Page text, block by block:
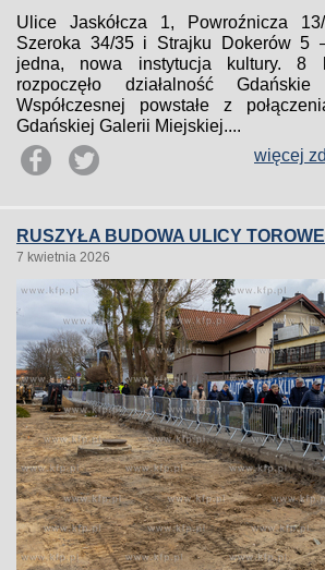
Ulice Jaskółcza 1, Powroźnicza
Szeroka 34/35 i Strajku Dokerów 5
jedna, nowa instytucja kultury. 8
rozpoczęło działalność
Współczesnej powstałe z
Gdańskiej Galerii Miejskiej....
więcej
RUSZYŁA BUDOWA ULICY
7 kwietnia 2026